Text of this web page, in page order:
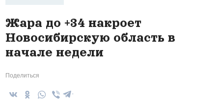
Жара до +34 накроет
Новосибирскую область в
начале недели
Поделиться